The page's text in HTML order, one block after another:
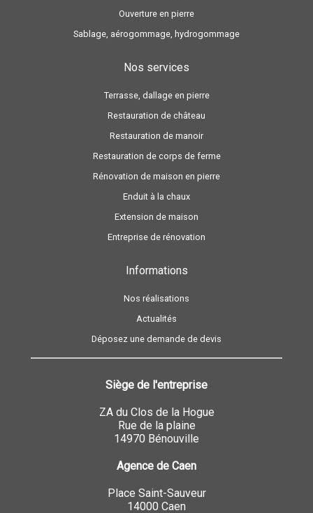
Ouverture en pierre
Sablage, aérogommage, hydrogommage
Nos services
Terrasse, dallage en pierre
Restauration de château
Restauration de manoir
Restauration de corps de ferme
Rénovation de maison en pierre
Enduit à la chaux
Extension de maison
Entreprise de rénovation
Informations
Nos réalisations
Actualités
Déposez une demande de devis
Siège de l'entreprise
ZA du Clos de la Hogue
Rue de la plaine
14970 Bénouville
Agence de Caen
Place Saint-Sauveur
14000 Caen